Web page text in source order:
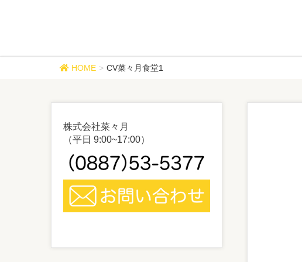
HOME CV菜々月食堂1
株式会社菜々月
（平日 9:00~17:00）